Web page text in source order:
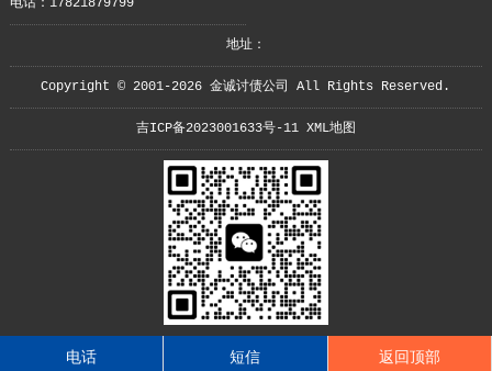
地址：
Copyright © 2001-2026 金诚讨债公司 All Rights Reserved.
吉ICP备2023001633号-11 XML地图
电话 短信 返回顶部